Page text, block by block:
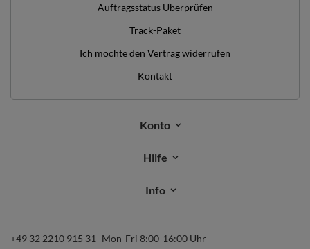
Auftragsstatus Überprüfen
Track-Paket
Ich möchte den Vertrag widerrufen
Kontakt
Konto
Hilfe
Info
+49 32 2210 915 31
Mon-Fri 8:00-16:00 Uhr